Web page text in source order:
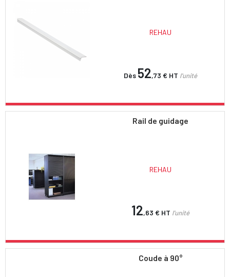
REHAU
Dès 52,73 € HT l'unité
Rail de guidage
REHAU
12,63 € HT l'unité
Coude à 90°